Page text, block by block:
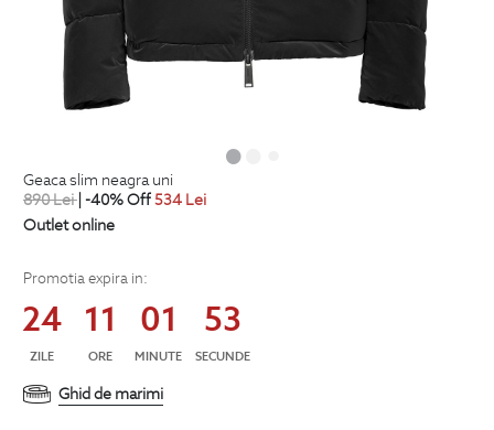
geaca slim neagra uni
890Lei| -40% Off534 Lei
Outlet online
Promotia expira in:
24
ZILE
11
ORE
01
MINUTE
53
SECUNDE
Ghid de marimi